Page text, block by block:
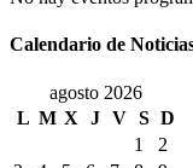
Calendario de
agosto 2026
L M X J V S D
1
2